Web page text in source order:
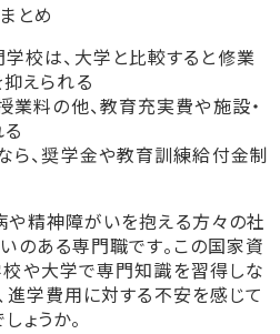
とめ
校は、大学と比較すると修業
えられる
業料の他、教育充実費や施設・
ら、奨学金や教育訓練給付金制
精神障がいを抱える方々の社
のある専門職です。この国家資
や大学で専門知識を習得しな
進学費用に対する不安を感じて
ょうか。